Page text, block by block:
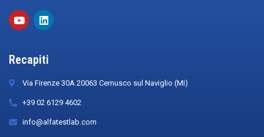
Recapiti
Via Firenze 30A 20063 Cernusco sul Naviglio (MI)
+39 02 6129 4602
info@alfatestlab.com